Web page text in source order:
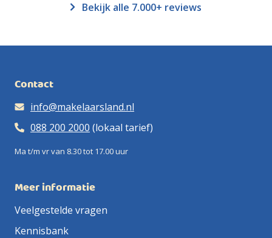
Bekijk alle 7.000+ reviews
Contact
info@makelaarsland.nl
088 200 2000 (lokaal tarief)
Ma t/m vr van 8.30 tot 17.00 uur
Meer informatie
Veelgestelde vragen
Kennisbank